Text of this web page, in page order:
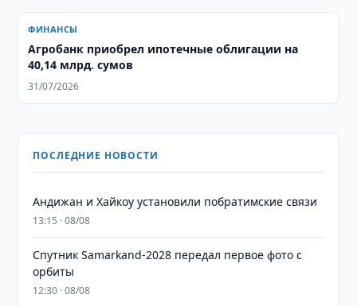
ФИНАНСЫ
Агробанк приобрел ипотечные облигации на
40,14 млрд. сумов
31/07/2026
ПОСЛЕДНИЕ НОВОСТИ
Андижан и Хайкоу установили побратимские связи
13:15 · 08/08
Спутник Samarkand-2028 передал первое фото с
орбиты
12:30 · 08/08